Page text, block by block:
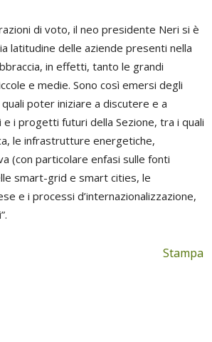
di voto, il neo presidente Neri si è
latitudine delle aziende presenti nella
in effetti, tanto le grandi
e medie. Sono così emersi degli
poter iniziare a discutere e a
i progetti futuri della Sezione, tra i quali
le infrastrutture energetiche,
(con particolare enfasi sulle fonti
smart-grid e smart cities, le
e i processi d’internazionalizzazione,
Stampa